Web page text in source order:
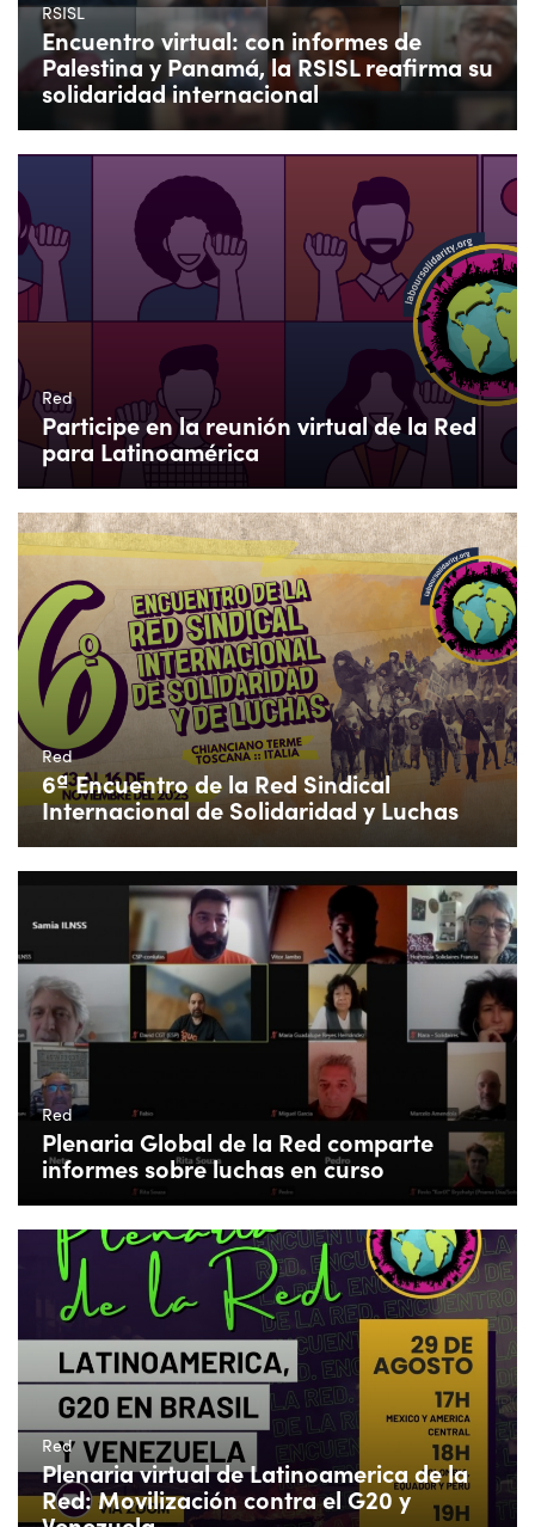
RSISL
Encuentro virtual: con informes de
Palestina y Panamá, la RSISL reafirma su
solidaridad internacional
Red
Participe en la reunión virtual de la Red
para Latinoamérica
Red
6ª Encuentro de la Red Sindical
Internacional de Solidaridad y Luchas
Red
Plenaria Global de la Red comparte
informes sobre luchas en curso
Red
Plenaria virtual de Latinoamerica de la
Red: Movilización contra el G20 y